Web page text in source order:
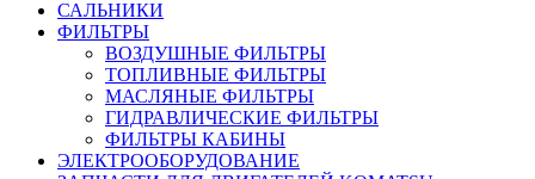
САЛЬНИКИ
ФИЛЬТРЫ
ВОЗДУШНЫЕ ФИЛЬТРЫ
ТОПЛИВНЫЕ ФИЛЬТРЫ
МАСЛЯНЫЕ ФИЛЬТРЫ
ГИДРАВЛИЧЕСКИЕ ФИЛЬТРЫ
ФИЛЬТРЫ КАБИНЫ
ЭЛЕКТРООБОРУДОВАНИЕ